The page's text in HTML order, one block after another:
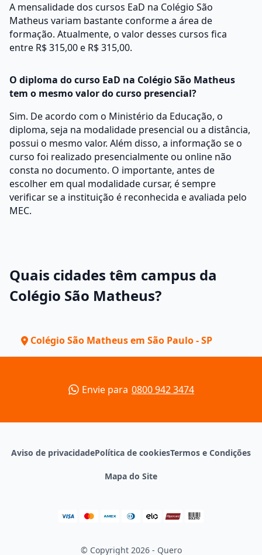
A mensalidade dos cursos EaD na Colégio São
Matheus variam bastante conforme a área de
formação. Atualmente, o valor desses cursos fica
entre R$ 315,00 e R$ 315,00.
O diploma do curso EaD na Colégio São Matheus
tem o mesmo valor do curso presencial?
Sim. De acordo com o Ministério da Educação, o
diploma, seja na modalidade presencial ou a distância,
possui o mesmo valor. Além disso, a informação se o
curso foi realizado presencialmente ou online não
consta no documento. O importante, antes de
escolher em qual modalidade cursar, é sempre
verificar se a instituição é reconhecida e avaliada pelo
MEC.
Quais cidades têm campus da
Colégio São Matheus?
Colégio São Matheus em São Paulo - SP
Envie para 0800 942 3474
Aviso de privacidadePolítica de cookiesTermos e Condições
Mapa do Site
© Copyright 2026 - Quero